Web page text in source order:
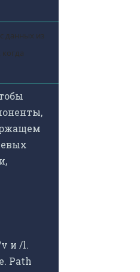
данных из
и /l.
Path